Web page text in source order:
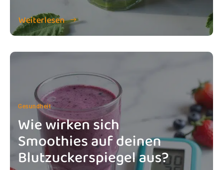
Weiterlesen
Gesundheit
Wie wirken sich
Smoothies auf deinen
Blutzuckerspiegel aus?